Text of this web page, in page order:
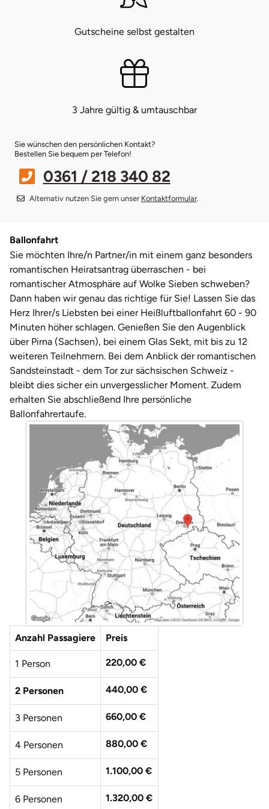
Gutscheine selbst gestalten
3 Jahre gültig & umtauschbar
Sie wünschen den persönlichen Kontakt?
Bestellen Sie bequem per Telefon!
0361 / 218 340 82
Alternativ nutzen Sie gern unser Kontaktformular.
Ballonfahrt
Sie möchten Ihre/n Partner/in mit einem ganz besonders
romantischen Heiratsantrag überraschen - bei
romantischer Atmosphäre auf Wolke Sieben schweben?
Dann haben wir genau das richtige für Sie! Lassen Sie das
Herz Ihrer/s Liebsten bei einer Heißluftballonfahrt 60 - 90
Minuten höher schlagen. Genießen Sie den Augenblick
über Pirna (Sachsen), bei einem Glas Sekt, mit bis zu 12
weiteren Teilnehmern. Bei dem Anblick der romantischen
Sandsteinstadt - dem Tor zur sächsischen Schweiz -
bleibt dies sicher ein unvergesslicher Moment. Zudem
erhalten Sie abschließend Ihre persönliche
Ballonfahrertaufe.
Anzahl Passagiere Preis
1 Person 220,00 €
2 Personen 440,00 €
3 Personen 660,00 €
4 Personen 880,00 €
5 Personen 1.100,00 €
6 Personen 1.320,00 €
Riesa
Ruhrgebiet
Sömmerda
Weimar
sächsische Schweiz
Weimar
Weißenfels